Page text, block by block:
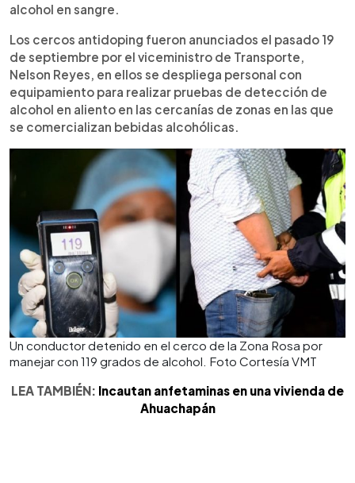
alcohol en sangre.
Los cercos antidoping fueron anunciados el pasado 19
de septiembre por el viceministro de Transporte,
Nelson Reyes, en ellos se despliega personal con
equipamiento para realizar pruebas de detección de
alcohol en aliento en las cercanías de zonas en las que
se comercializan bebidas alcohólicas.
Un conductor detenido en el cerco de la Zona Rosa por
manejar con 119 grados de alcohol. Foto Cortesía VMT
LEA TAMBIÉN: Incautan anfetaminas en una vivienda de
Ahuachapán